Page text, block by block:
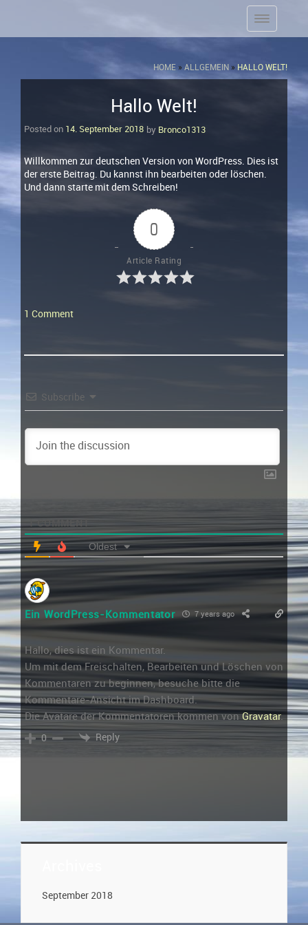
HOME »ALLGEMEIN » HALLO WELT!
Hallo Welt!
Posted on 14. September 2018 by Bronco1313
Willkommen zur deutschen Version von WordPress. Dies ist
der erste Beitrag. Du kannst ihn bearbeiten oder löschen.
Und dann starte mit dem Schreiben!
0
Article Rating
1 Comment
Subscribe
1COMMENT
Oldest
Ein WordPress-Kommentator 7 years ago
Hallo, dies ist ein Kommentar.
Um mit dem Freischalten, Bearbeiten und Löschen von
Kommentaren zu beginnen, besuche bitte die
Kommentare-Ansicht im Dashboard.
Die Avatare der Kommentatoren kommen vonGravatar.
0 Reply
September 2018